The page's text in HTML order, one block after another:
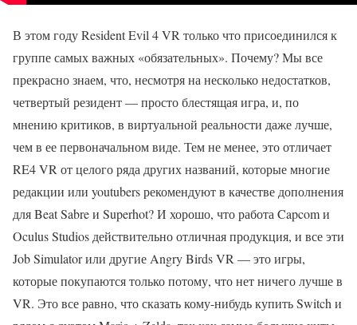
В этом году Resident Evil 4 VR только что присоединился к
группе самых важных «обязательных». Почему? Мы все
прекрасно знаем, что, несмотря на несколько недостатков,
четвертый резидент — просто блестящая игра, и, по
мнению критиков, в виртуальной реальности даже лучше,
чем в ее первоначальном виде. Тем не менее, это отличает
RE4 VR от целого ряда других названий, которые многие
редакции или youtubers рекомендуют в качестве дополнения
для Beat Sabre и Superhot? И хорошо, что работа Capcom и
Oculus Studios действительно отличная продукция, и все эти
Job Simulator или другие Angry Birds VR — это игры,
которые покупаются только потому, что нет ничего лучше в
VR. Это все равно, что сказать кому-нибудь купить Switch и